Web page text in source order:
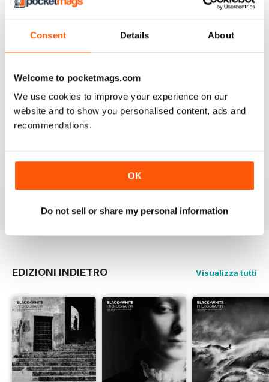
Consent Details About
Welcome to pocketmags.com
We use cookies to improve your experience on our
website and to show you personalised content, ads and
recommendations.
OK
Do not sell or share my personal information
work, the news and the book section.
longer read any of the staff writer/photographers. I feel
that it is time for some fresh ideas and new
EDIZIONI INDIETRO Visualizza tutti